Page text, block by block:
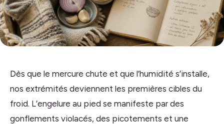
Dès que le mercure chute et que l’humidité s’installe,
nos extrémités deviennent les premières cibles du
froid. L’engelure au pied se manifeste par des
gonflements violacés, des picotements et une